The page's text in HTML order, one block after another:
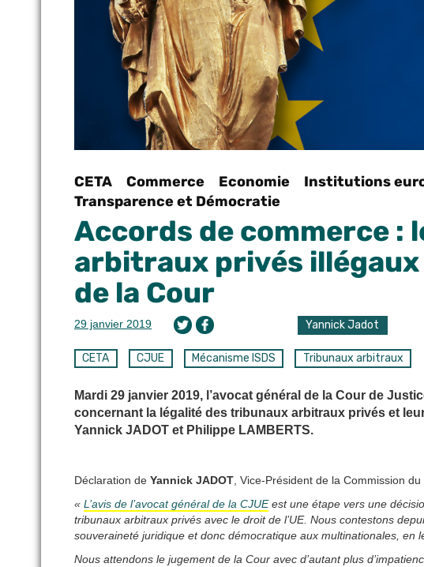
CETA Commerce Economie
Institutions
Transparence et Démocratie
Accords de commerce :
arbitraux privés illégaux
de la Cour
29 janvier 2019 Yannick Jadot
CETA CJUE Mécanisme ISDS Tribunaux arbitraux
Mardi 29 janvier 2019, l’avocat général de la Cour de
concernant la légalité des tribunaux arbitraux privés et
Yannick JADOT et Philippe LAMBERTS.
Déclaration de Yannick JADOT, Vice-Président de la Commission
« L’avis de l’avocat général de la CJUEest une étape vers une
tribunaux arbitraux privés avec le droit de l’UE. Nous contestons
souveraineté juridique et donc démocratique aux multinationales, en
Nous attendons le jugement de la Cour avec d’autant plus